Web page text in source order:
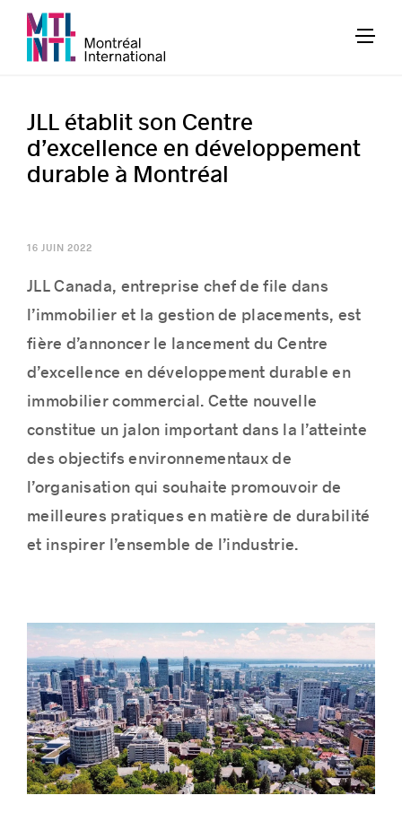
Histoires de réussite
JLL établit son Centre
d’excellence en développement
durable à Montréal
16 JUIN 2022
JLL Canada, entreprise chef de file dans
l’immobilier et la gestion de placements, est
fière d’annoncer le lancement du Centre
d’excellence en développement durable en
immobilier commercial. Cette nouvelle
constitue un jalon important dans la l’atteinte
des objectifs environnementaux de
l’organisation qui souhaite promouvoir de
meilleures pratiques en matière de durabilité
et inspirer l’ensemble de l’industrie.